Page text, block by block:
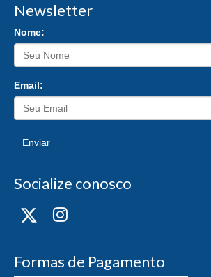
Newsletter
Nome:
Email:
Enviar
Socialize conosco
Formas de Pagamento